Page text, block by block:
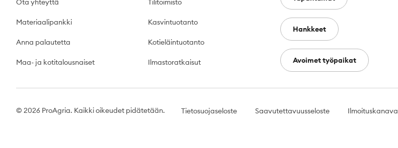
Ota yhteyttä
Materiaalipankki
Anna palautetta
Maa- ja kotitalousnaiset
Tilitoimisto
Kasvintuotanto
Kotieläintuotanto
Ilmastoratkaisut
Hankkeet
Avoimet työpaikat
Tietosuojaseloste Saavutettavuusseloste Ilmoituskanava
© 2026 ProAgria. Kaikki oikeudet pidätetään.